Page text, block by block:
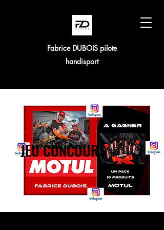
Fabrice DUBOIS pilote
handisport
JEU CONCOURS